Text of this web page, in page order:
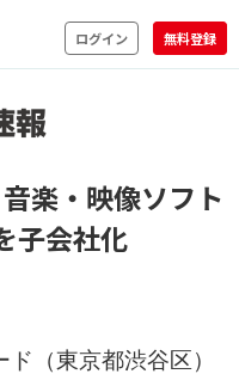
ログイン 無料登録
楽・映像ソフト
子会社化
（東京都渋谷区）